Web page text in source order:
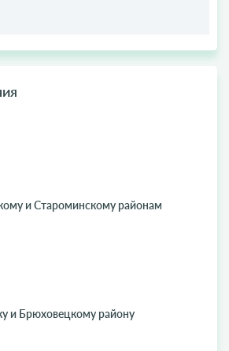
и Староминскому районам
и Брюховецкому району